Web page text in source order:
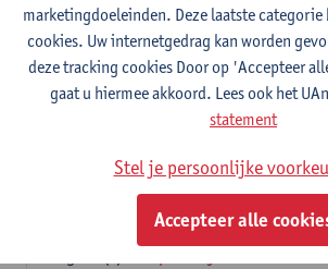
1E SEM
7studiepunten
Lesgever(s):
Frank Blockhuys
Studium generale in de biomedische
1: onderzoek in de levenswetenschappen
Lesgever(s):
Anja Verhulst Sebastiaan
1E SEM
marketingdoeleinden. Deze laatste
cookies. Uw internetgedrag kan worden
deze tracking cookies Door op 'Accepteer
gaat u hiermee akkoord. Lees ook het
statement
Stel je persoonlijke
Accepteer alle